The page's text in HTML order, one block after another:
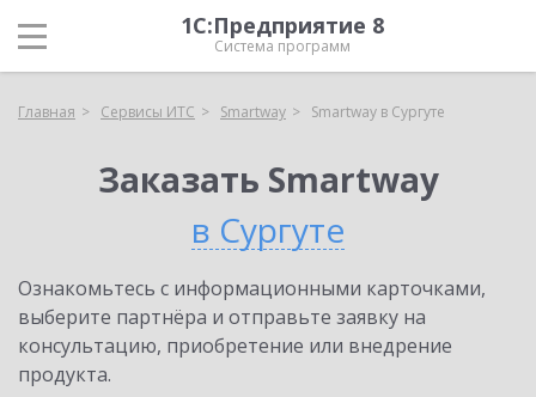
1С:Предприятие 8
Система программ
Главная Сервисы ИТС Smartway Smartway в Сургуте
Заказать Smartway
в Сургуте
Ознакомьтесь с информационными карточками,
выберите партнёра и отправьте заявку на
консультацию, приобретение или внедрение
продукта.